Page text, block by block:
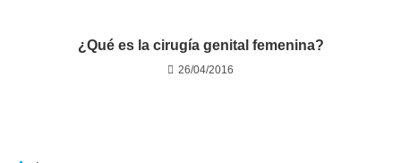
¿Qué es la cirugía genital femenina?
26/04/2016